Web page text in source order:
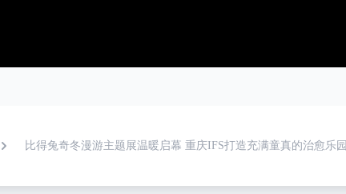
比得兔奇冬漫游主题展温暖启幕 重庆IFS打造充满童真的治愈乐园